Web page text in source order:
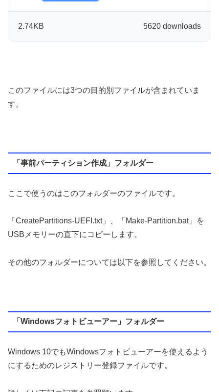
5620 downloads
2.74KB
このファイルには3つの目的別ファイルが含まれていま
す。
「事前パーティション作成」フォルダー
ここで使うのはこのフォルダーのファイルです。
「CreatePartitions-UEFI.txt」、「Make-Partition.bat」を
USBメモリーの直下にコピーします。
その他のフォルダーについては以下を参照してください。
「Windowsフォトビューアー」フォルダー
Windows 10でもWindowsフォトビューアーを使えるよう
にするためのレジストリー登録ファイルです。